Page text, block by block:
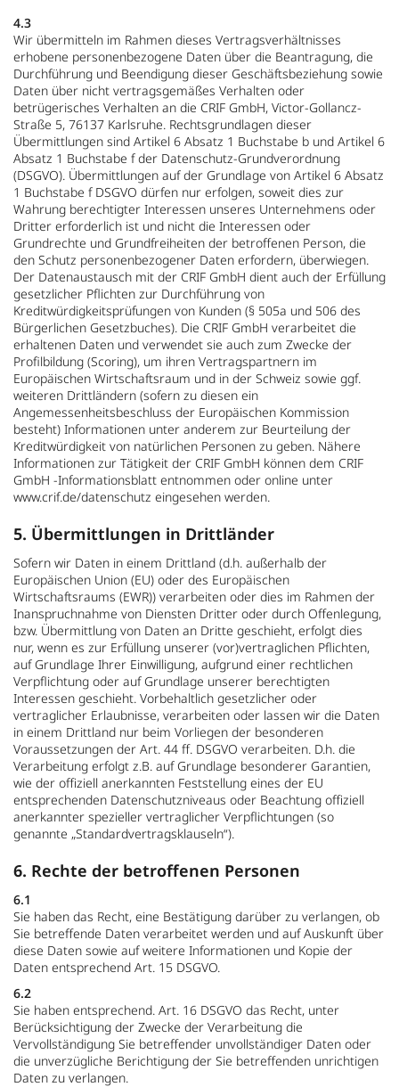
4.3
Wir übermitteln im Rahmen dieses Vertragsverhältnisses
erhobene personenbezogene Daten über die Beantragung, die
Durchführung und Beendigung dieser Geschäftsbeziehung sowie
Daten über nicht vertragsgemäßes Verhalten oder
betrügerisches Verhalten an die CRIF GmbH, Victor-Gollancz-
Straße 5, 76137 Karlsruhe. Rechtsgrundlagen dieser
Übermittlungen sind Artikel 6 Absatz 1 Buchstabe b und Artikel 6
Absatz 1 Buchstabe f der Datenschutz-Grundverordnung
(DSGVO). Übermittlungen auf der Grundlage von Artikel 6 Absatz
1 Buchstabe f DSGVO dürfen nur erfolgen, soweit dies zur
Wahrung berechtigter Interessen unseres Unternehmens oder
Dritter erforderlich ist und nicht die Interessen oder
Grundrechte und Grundfreiheiten der betroffenen Person, die
den Schutz personenbezogener Daten erfordern, überwiegen.
Der Datenaustausch mit der CRIF GmbH dient auch der Erfüllung
gesetzlicher Pflichten zur Durchführung von
Kreditwürdigkeitsprüfungen von Kunden (§ 505a und 506 des
Bürgerlichen Gesetzbuches). Die CRIF GmbH verarbeitet die
erhaltenen Daten und verwendet sie auch zum Zwecke der
Profilbildung (Scoring), um ihren Vertragspartnern im
Europäischen Wirtschaftsraum und in der Schweiz sowie ggf.
weiteren Drittländern (sofern zu diesen ein
Angemessenheitsbeschluss der Europäischen Kommission
besteht) Informationen unter anderem zur Beurteilung der
Kreditwürdigkeit von natürlichen Personen zu geben. Nähere
Informationen zur Tätigkeit der CRIF GmbH können dem CRIF
GmbH -Informationsblatt entnommen oder online unter
www.crif.de/datenschutz eingesehen werden.
5. Übermittlungen in Drittländer
Sofern wir Daten in einem Drittland (d.h. außerhalb der
Europäischen Union (EU) oder des Europäischen
Wirtschaftsraums (EWR)) verarbeiten oder dies im Rahmen der
Inanspruchnahme von Diensten Dritter oder durch Offenlegung,
bzw. Übermittlung von Daten an Dritte geschieht, erfolgt dies
nur, wenn es zur Erfüllung unserer (vor)vertraglichen Pflichten,
auf Grundlage Ihrer Einwilligung, aufgrund einer rechtlichen
Verpflichtung oder auf Grundlage unserer berechtigten
Interessen geschieht. Vorbehaltlich gesetzlicher oder
vertraglicher Erlaubnisse, verarbeiten oder lassen wir die Daten
in einem Drittland nur beim Vorliegen der besonderen
Voraussetzungen der Art. 44 ff. DSGVO verarbeiten. D.h. die
Verarbeitung erfolgt z.B. auf Grundlage besonderer Garantien,
wie der offiziell anerkannten Feststellung eines der EU
entsprechenden Datenschutzniveaus oder Beachtung offiziell
anerkannter spezieller vertraglicher Verpflichtungen (so
genannte „Standardvertragsklauseln“).
6. Rechte der betroffenen Personen
6.1
Sie haben das Recht, eine Bestätigung darüber zu verlangen, ob
Sie betreffende Daten verarbeitet werden und auf Auskunft über
diese Daten sowie auf weitere Informationen und Kopie der
Daten entsprechend Art. 15 DSGVO.
6.2
Sie haben entsprechend. Art. 16 DSGVO das Recht, unter
Berücksichtigung der Zwecke der Verarbeitung die
Vervollständigung Sie betreffender unvollständiger Daten oder
die unverzügliche Berichtigung der Sie betreffenden unrichtigen
Daten zu verlangen.